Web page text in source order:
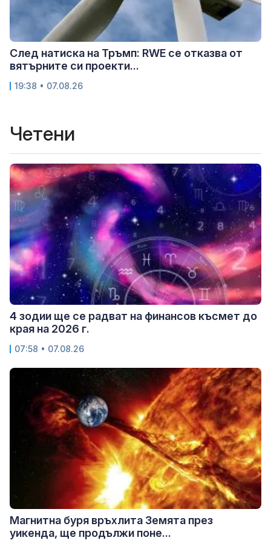
След натиска на Тръмп: RWE се отказва от
вятърните си проекти...
19:38 • 07.08.26
Четени
4 зодии ще се радват на финансов късмет до
края на 2026 г.
07:58 • 07.08.26
Магнитна буря връхлита Земята през
уикенда, ще продължи поне...